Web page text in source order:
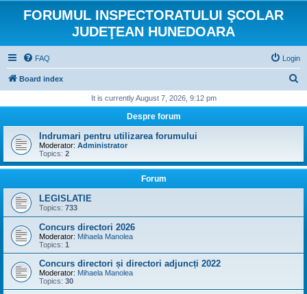
FORUMUL INSPECTORATULUI ŞCOLAR
JUDEŢEAN HUNEDOARA
FAQ Login
Board index
r
h
It is currently August 7, 2026, 9:12 pm
Despre forum
Indrumari pentru utilizarea forumului
Moderator: Administrator
Topics: 2
Forum
LEGISLATIE
Topics: 733
Concurs directori 2026
Moderator: Mihaela Manolea
Topics: 1
Concurs directori și directori adjuncți 2022
Moderator: Mihaela Manolea
Topics: 30